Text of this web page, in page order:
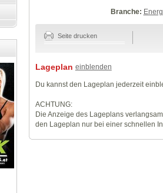
Branche:
Seite drucken
Lageplan einblenden
Du kannst den Lageplan jederzeit
ACHTUNG:
Die Anzeige des Lageplans
den Lageplan nur bei einer schnellen